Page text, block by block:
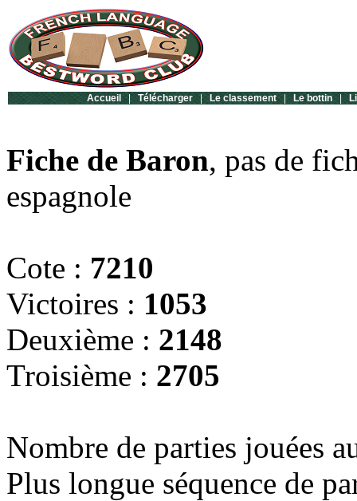
Accueil | Télécharger | Le classement | Le bottin |
Fiche de Baron, pas de
espagnole
Cote : 7210
Victoires : 1053
Deuxième : 2148
Troisième : 2705
Nombre de parties jouées
Plus longue séquence de